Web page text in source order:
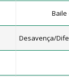
Baile
Desavença/